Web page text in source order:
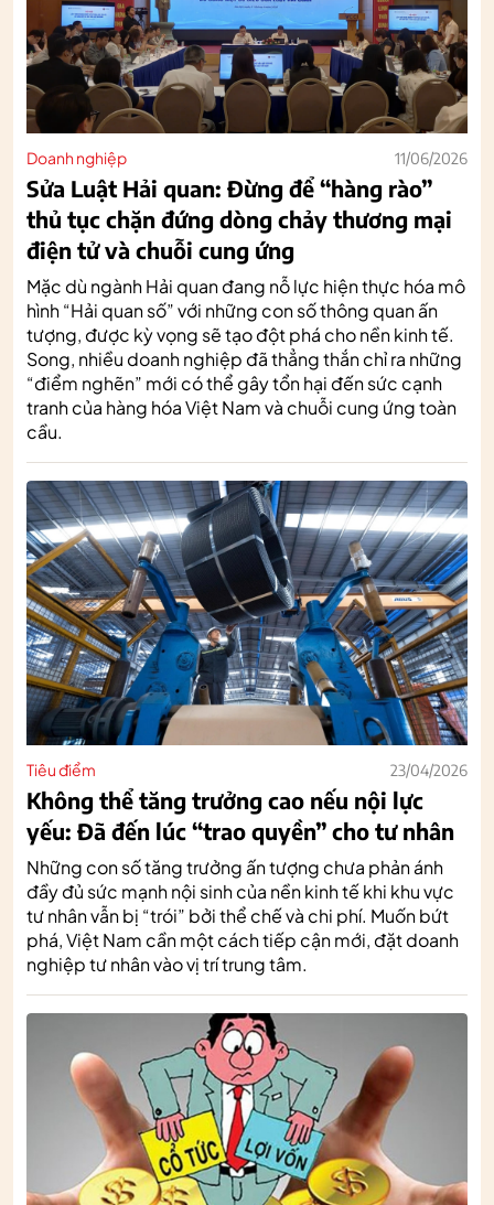
Doanh nghiệp 11/06/2026
Sửa Luật Hải quan: Đừng để “hàng rào”
thủ tục chặn đứng dòng chảy thương mại
điện tử và chuỗi cung ứng
Mặc dù ngành Hải quan đang nỗ lực hiện thực hóa mô
hình “Hải quan số” với những con số thông quan ấn
tượng, được kỳ vọng sẽ tạo đột phá cho nền kinh tế.
Song, nhiều doanh nghiệp đã thẳng thắn chỉ ra những
“điểm nghẽn” mới có thể gây tổn hại đến sức cạnh
tranh của hàng hóa Việt Nam và chuỗi cung ứng toàn
cầu.
Tiêu điểm 23/04/2026
Không thể tăng trưởng cao nếu nội lực
yếu: Đã đến lúc “trao quyền” cho tư nhân
Những con số tăng trưởng ấn tượng chưa phản ánh
đầy đủ sức mạnh nội sinh của nền kinh tế khi khu vực
tư nhân vẫn bị “trói” bởi thể chế và chi phí. Muốn bứt
phá, Việt Nam cần một cách tiếp cận mới, đặt doanh
nghiệp tư nhân vào vị trí trung tâm.